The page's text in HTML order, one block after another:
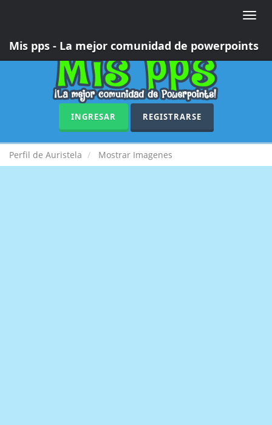
Toggle
Mis pps - La mejor comunidad de powerpoints
INGRESAR REGISTRARSE
Perfil de Auristela Mostrar Imagenes